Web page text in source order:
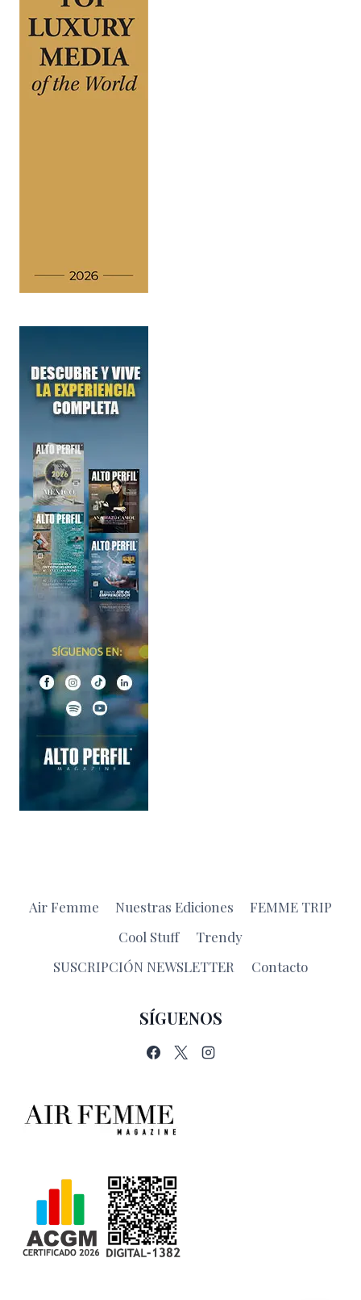
Air Femme Nuestras Ediciones
FEMME TRIP
Cool Stuff
Trendy
SUSCRIPCIÓN NEWSLETTER
Contacto
SÍGUENOS